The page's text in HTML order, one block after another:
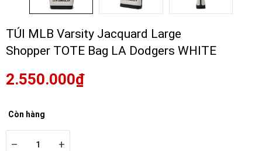
TÚI MLB Varsity Jacquard Large
Shopper TOTE Bag LA Dodgers WHITE
2.550.000₫
Còn hàng
– +